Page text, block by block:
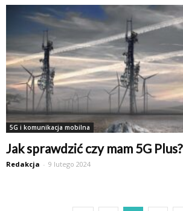
5G i komunikacja mobilna
Jak sprawdzić czy mam 5G Plus?
Redakcja - 9 lutego 2024